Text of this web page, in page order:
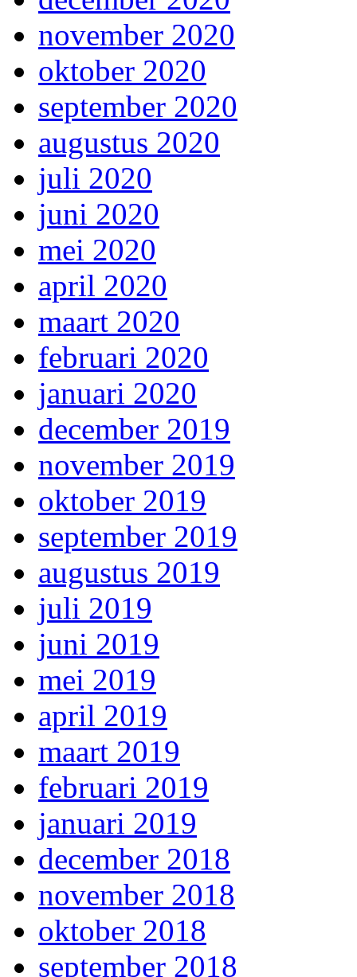
november 2020
oktober 2020
september 2020
augustus 2020
juli 2020
juni 2020
mei 2020
april 2020
maart 2020
februari 2020
januari 2020
december 2019
november 2019
oktober 2019
september 2019
augustus 2019
juli 2019
juni 2019
mei 2019
april 2019
maart 2019
februari 2019
januari 2019
december 2018
november 2018
oktober 2018
september 2018